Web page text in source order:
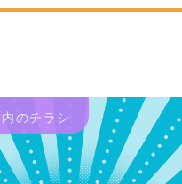
のチラシ